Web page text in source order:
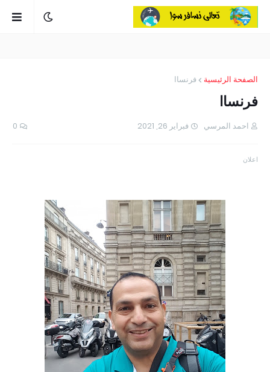
الصفحة الرئيسية فرنساا
فرنساا
احمد المرسي فبراير 26, 2021 0
اعلان